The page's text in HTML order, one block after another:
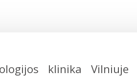
klinika